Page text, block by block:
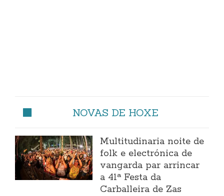
NOVAS DE HOXE
Multitudinaria noite de
folk e electrónica de
vangarda par arrincar
a 41ª Festa da
Carballeira de Zas